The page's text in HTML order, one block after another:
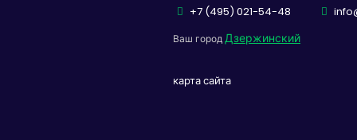
+7 (495) 021-54-48
Ваш городДзержинский
карта сайта